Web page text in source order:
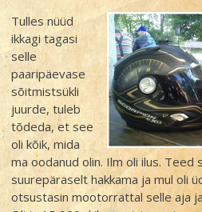
Tulles nüüd
ikkagi tagasi
selle
paaripäevase
sõitmistsükli
juurde, tuleb
tõdeda, et see
oli kõik, mida
ma oodanud olin. Ilm oli ilus. Teed
suurepäraselt hakkama ja mul oli
otsustasin mootorrattal selle aja